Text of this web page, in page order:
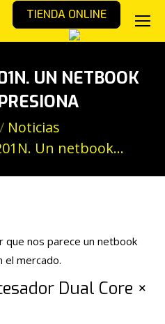
TIENDA ONLINE
UN NETBOOK
Noticias
Un netbook…
nos parece un netbook
el mercado.
Dual Core ×